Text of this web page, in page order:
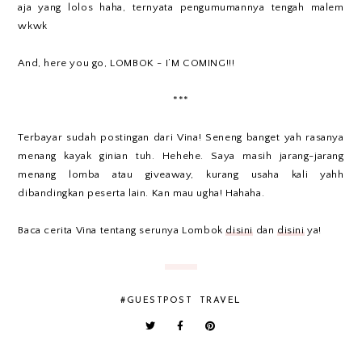
aja yang lolos haha, ternyata pengumumannya tengah malem
wkwk
And, here you go, LOMBOK - I’M COMING!!!
***
Terbayar sudah postingan dari Vina! Seneng banget yah rasanya
menang kayak ginian tuh. Hehehe. Saya masih jarang-jarang
menang lomba atau giveaway, kurang usaha kali yahh
dibandingkan peserta lain. Kan mau ugha! Hahaha.
Baca cerita Vina tentang serunya Lombokdisini dandisiniya!
#GUESTPOST TRAVEL